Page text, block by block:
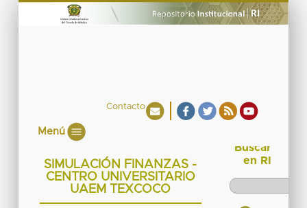
Contacto
Menú
SIMULACIÓN FINANZAS -
CENTRO UNIVERSITARIO
UAEM TEXCOCO
Buscar
en RI